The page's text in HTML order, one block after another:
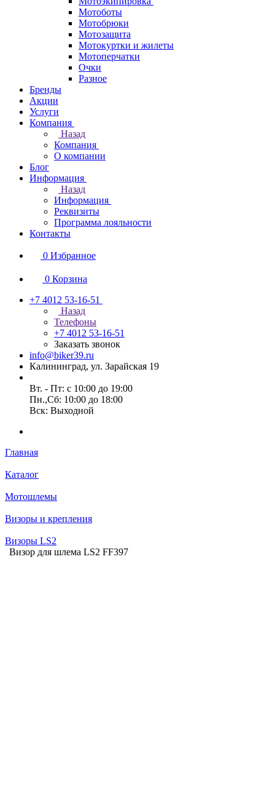
Мотоботы
Мотобрюки
Мотозащита
Мотокуртки и жилеты
Мотоперчатки
Очки
Разное
Бренды
Акции
Услуги
Компания
Назад
Компания
О компании
Блог
Информация
Назад
Информация
Реквизиты
Программа лояльности
Контакты
0 Избранное
0 Корзина
+7 4012 53-16-51
Назад
Телефоны
+7 4012 53-16-51
Заказать звонок
info@biker39.ru
Калининград, ул. Зарайская 19
Вт. - Пт: с 10:00 до 19:00
Пн.,Сб: 10:00 до 18:00
Вск: Выходной
Главная
Каталог
Мотошлемы
Визоры и крепления
Визоры LS2
Визор для шлема LS2 FF397